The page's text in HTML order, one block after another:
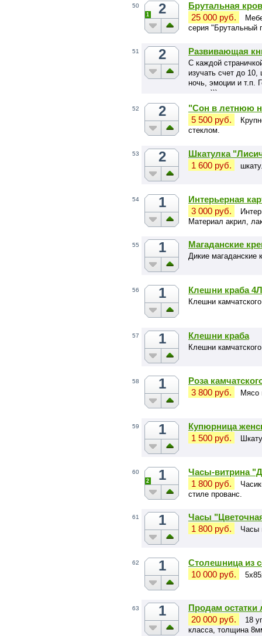
50 2
1
Брутальная
25 000 руб.
серия "Брутальный
51 2 Развивающая
С каждой
изучать счет до 10,
ночь, эмоции и т.п.
пищат)))
52 2
"Сон в летнюю
5 500 руб.
стеклом.
53 2
Шкатулка
1 600 руб.
54 1
Интерьерная
3 000 руб.
Материал акрил,
55 1 Магаданские
Дикие магаданские
56 1 Клешни краба 4Л
Клешни
57 1 Клешни краба
Клешни
58 1
Роза
3 800 руб.
Мясо
59 1
Купюрница
1 500 руб.
60 1
2
Часы-витрина
1 800 руб.
стиле прованс.
61 1
Часы
1 800 руб.
Часы
62 1
Столешница из
10 000 руб.
63 1
Продам
20 000 руб.
18
класса, толщина